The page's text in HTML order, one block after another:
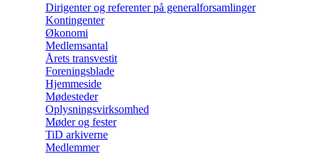
Dirigenter og referenter på generalforsamlinger
Kontingenter
Økonomi
Medlemsantal
Årets transvestit
Foreningsblade
Hjemmeside
Mødesteder
Oplysningsvirksomhed
Møder og fester
TiD arkiverne
Medlemmer